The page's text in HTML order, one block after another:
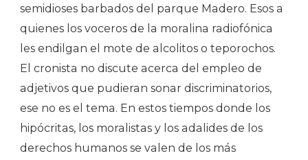
semidioses barbados del parque Madero. Esos a
quienes los voceros de la moralina radiofónica
les endilgan el mote de alcolitos o teporochos.
El cronista no discute acerca del empleo de
adjetivos que pudieran sonar discriminatorios,
ese no es el tema. En estos tiempos donde los
hipócritas, los moralistas y los adalides de los
derechos humanos se valen de los más